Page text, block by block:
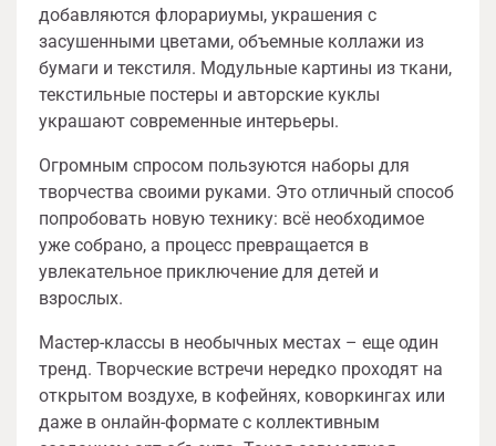
добавляются флорариумы, украшения с
засушенными цветами, объемные коллажи из
бумаги и текстиля. Модульные картины из ткани,
текстильные постеры и авторские куклы
украшают современные интерьеры.
Огромным спросом пользуются наборы для
творчества своими руками. Это отличный способ
попробовать новую технику: всё необходимое
уже собрано, а процесс превращается в
увлекательное приключение для детей и
взрослых.
Мастер-классы в необычных местах – еще один
тренд. Творческие встречи нередко проходят на
открытом воздухе, в кофейнях, коворкингах или
даже в онлайн-формате с коллективным